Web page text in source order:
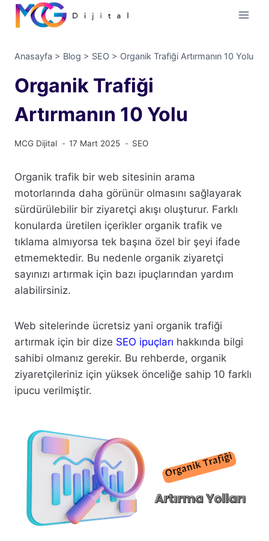
İçeriğe
geç
Anasayfa > Blog > SEO > Organik Trafiği Artırmanın 10 Yolu
Organik Trafiği
Artırmanın 10 Yolu
MCG Dijital 17 Mart 2025 SEO
Organik trafik bir web sitesinin arama
motorlarında daha görünür olmasını sağlayarak
sürdürülebilir bir ziyaretçi akışı oluşturur. Farklı
konularda üretilen içerikler organik trafik ve
tıklama almıyorsa tek başına özel bir şeyi ifade
etmemektedir. Bu nedenle organik ziyaretçi
sayınızı artırmak için bazı ipuçlarından yardım
alabilirsiniz.
Web sitelerinde ücretsiz yani organik trafiği
artırmak için bir dize SEO ipuçları hakkında bilgi
sahibi olmanız gerekir. Bu rehberde, organik
ziyaretçileriniz için yüksek önceliğe sahip 10 farklı
ipucu verilmiştir.